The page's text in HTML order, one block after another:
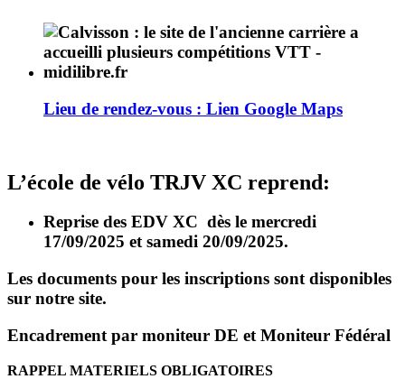
Lieu de rendez-vous : Lien Google Maps
L’école de vélo TRJV XC reprend:
Reprise des EDV XC dès le mercredi
17/09/2025 et samedi 20/09/2025.
Les documents pour les inscriptions sont disponibles
sur notre site.
Encadrement par moniteur DE et Moniteur Fédéral
RAPPEL MATERIELS OBLIGATOIRES